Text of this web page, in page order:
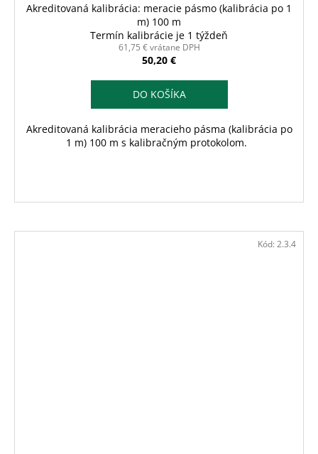
Akreditovaná kalibrácia: meracie pásmo (kalibrácia po 1
m) 100 m
Termín kalibrácie je 1 týždeň
61,75 € vrátane DPH
50,20 €
DO KOŠÍKA
Akreditovaná kalibrácia meracieho pásma (kalibrácia po
1 m) 100 m s kalibračným protokolom.
Kód: 2.3.4